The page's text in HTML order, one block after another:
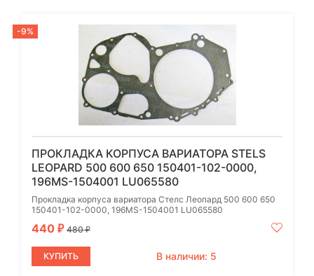
-9%
ПРОКЛАДКА КОРПУСА ВАРИАТОРА STELS
LEOPARD 500 600 650 150401-102-0000,
196MS-1504001 LU065580
Прокладка корпуса вариатора Стелс Леопард 500 600 650
150401-102-0000, 196MS-1504001 LU065580
440 ₽ 480₽
КУПИТЬ В наличии: 5